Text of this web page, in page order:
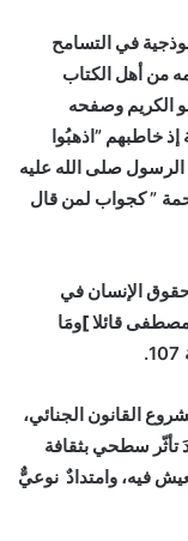
في التسامح
من أهل الكتاب
الكريم وصفحه
إذ خاطبهم ”اذهبُوا
صلى الله عليه
”كجواب لمن قال
الإنسان في
قائلا ]ومَا
القانون الجنائي،
تأثّر سطحي بثقافة
فيه، وامتدادٌ نوعيٌّ